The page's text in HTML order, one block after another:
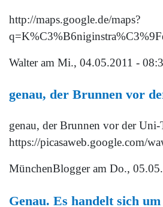
http://maps.google.de/maps?
Walteram Mi., 04.05.2011 -
genau, der Brunnen vor
genau, der Brunnen vor der
https://picasaweb.google.com/
MünchenBloggeram Do.,
Genau. Es handelt sich um